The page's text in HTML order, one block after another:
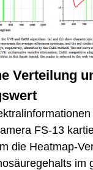
Verteilung
FS-13
die Heatmap-
im